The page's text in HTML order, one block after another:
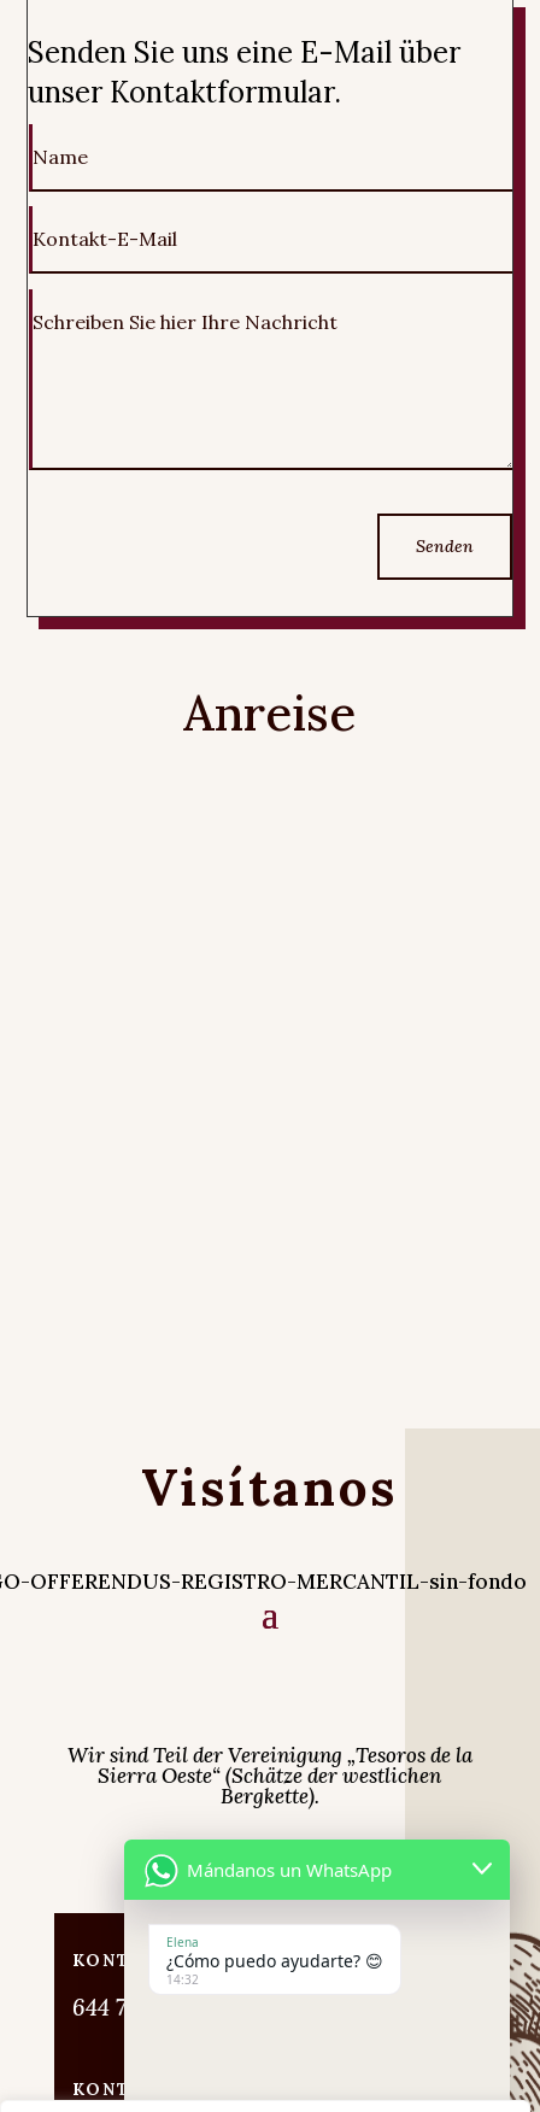
Senden Sie uns eine E-Mail über
unser Kontaktformular.
Senden
Anreise
Visítanos
Wir sind Teil der Vereinigung „Tesoros de la
Sierra Oeste“ (Schätze der westlichen
Bergkette).
Webdesign von AuxDesign
KONTAKT-TELEFONNUMMER
644 77 83 29
KONTAKT-E-MAIL
Mándanos un WhatsApp
Elena
¿Cómo puedo ayudarte? 😊
14:32